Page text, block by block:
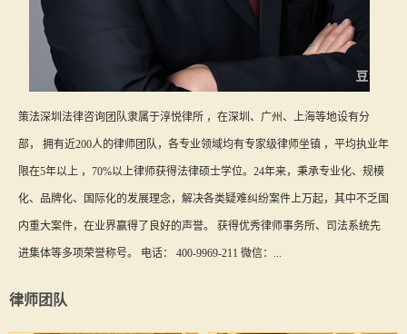
策法深圳法律咨询团队隶属于淳悦律所 ，在深圳、广州、上海等地设有分
部， 拥有近200人的律师团队，各专业领域均有专家级律师坐镇 ，平均执业年
限在5年以上 ，70%以上律师获得法律硕士学位。24年来，秉承专业化、规模
化、品牌化、国际化的发展理念，解决各类疑难纠纷案件上万起，其中不乏国
内重大案件，在业界赢得了良好的声誉。 获得优秀律师事务所、司法系统先
进集体等多项荣誉称号。 电话： 400-9969-211 微信：...
律师团队